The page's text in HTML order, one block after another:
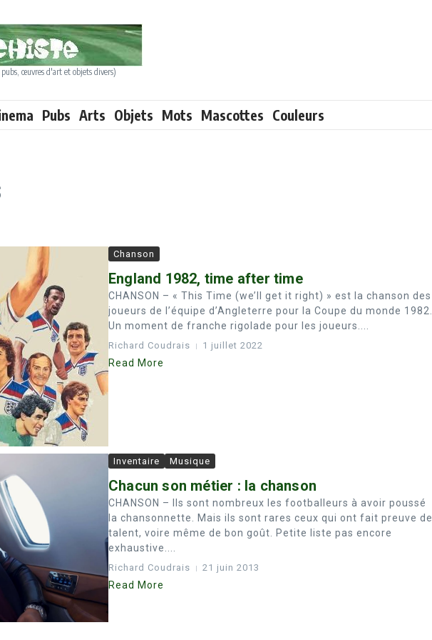
œuvres d'art et objets divers)
Pubs Arts Objets Mots Mascottes Couleurs
Chanson
England 1982, time after time
CHANSON – « This Time (we’ll get it right) » est la chanson des
joueurs de l’équipe d’Angleterre pour la Coupe du monde 1982.
Un moment de franche rigolade pour les joueurs....
Richard Coudrais 1 juillet 2022
Read More
Inventaire Musique
Chacun son métier : la chanson
CHANSON – Ils sont nombreux les footballeurs à avoir poussé
la chansonnette. Mais ils sont rares ceux qui ont fait preuve de
talent, voire même de bon goût. Petite liste pas encore
exhaustive....
Richard Coudrais 21 juin 2013
Read More